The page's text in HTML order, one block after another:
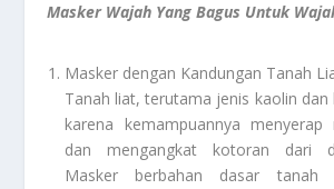
Masker Wajah Yang Bagus Untuk
Masker dengan Kandungan Tanah
Tanah liat, terutama jenis kaolin dan
karena kemampuannya menyerap
dan mengangkat kotoran dari
Masker berbahan dasar tanah